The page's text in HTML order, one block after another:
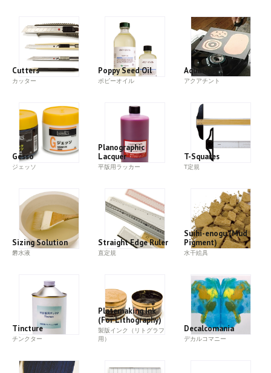
Cutters
カッター
Poppy Seed Oil
ポピーオイル
Aquatint
アクアチント
Gesso
ジェッソ
Planographic
Lacquer
平版用ラッカー
T-Squares
T定規
Sizing Solution
礬水液
Straight Edge Ruler
直定規
Suihi-enogu (Mud
Pigment)
水干絵具
Tincture
チンクター
Platemaking Ink
(For Lithography)
製版インク（リトグラフ
用）
Decalcomania
デカルコマニー